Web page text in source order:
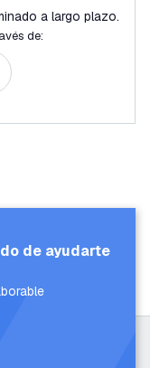
a largo plazo.
de:
de ayudarte